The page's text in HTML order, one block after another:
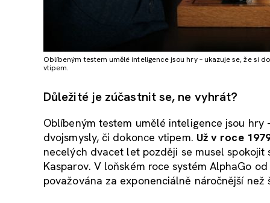
Oblíbeným testem umělé inteligence jsou hry – ukazuje se, že si
vtipem.
Důležité je zúčastnit se, ne vyhrát?
Oblíbeným testem umělé inteligence jsou
dvojsmysly, či dokonce vtipem. Už v roce
necelých dvacet let později se musel
Kasparov. V loňském roce systém AlphaGo
považována za exponenciálně náročnější než